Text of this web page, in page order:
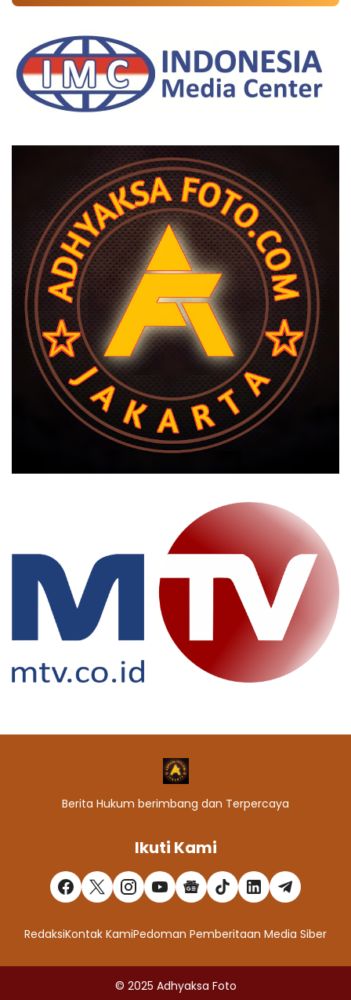
Berita Hukum berimbang dan Terpercaya
Ikuti Kami
RedaksiKontak KamiPedoman Pemberitaan Media Siber
© 2025 Adhyaksa Foto